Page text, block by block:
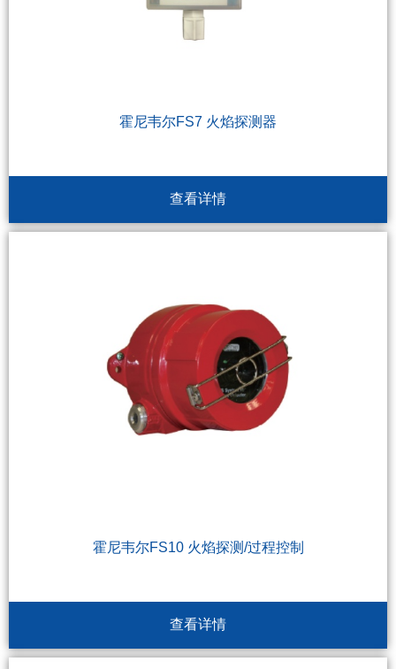
霍尼韦尔FS7 火焰探测器
查看详情
霍尼韦尔FS10 火焰探测/过程控制
查看详情